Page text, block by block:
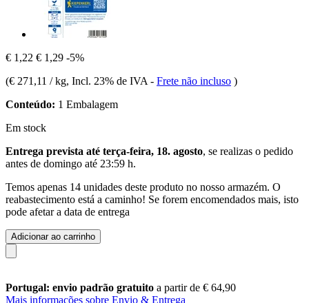
€ 1,22 € 1,29 -5%
(€ 271,11 / kg, Incl. 23% de IVA - Frete não incluso )
Conteúdo: 1 Embalagem
Em stock
Entrega prevista até terça-feira, 18. agosto, se realizas o pedido
antes de domingo até 23:59 h.
Temos apenas 14 unidades deste produto no nosso armazém. O
reabastecimento está a caminho! Se forem encomendados mais, isto
pode afetar a data de entrega
Adicionar ao carrinho
Portugal: envio padrão gratuito a partir de € 64,90
Mais informações sobre Envio & Entrega